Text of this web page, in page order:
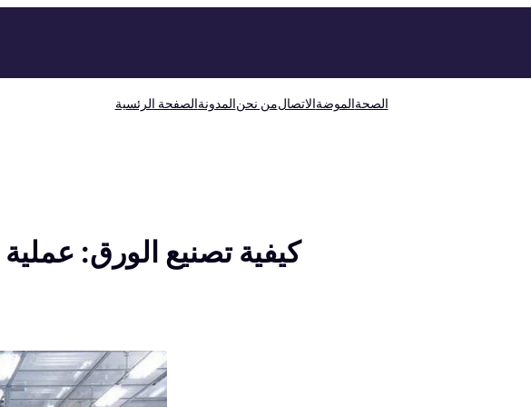
الصفحة الرئسيةالمدونةمن نحنالاتصالالموضةالصحة
كيفية تصنيع الورق: